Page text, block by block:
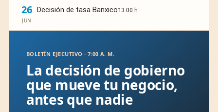
26
JUN
Decisión de tasa Banxico13:00 h
BOLETÍN EJECUTIVO · 7:00 A. M.
La decisión de gobierno
que mueve tu negocio,
antes que nadie